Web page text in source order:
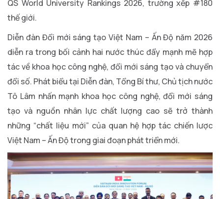
QS World University Rankings 2026, trường xếp #180
thế giới.
Diễn đàn Đổi mới sáng tạo Việt Nam – Ấn Độ năm 2026
diễn ra trong bối cảnh hai nước thúc đẩy mạnh mẽ hợp
tác về khoa học công nghệ, đổi mới sáng tạo và chuyển
đổi số. Phát biểu tại Diễn đàn, Tổng Bí thư, Chủ tịch nước
Tô Lâm nhấn mạnh khoa học công nghệ, đổi mới sáng
tạo và nguồn nhân lực chất lượng cao sẽ trở thành
những “chất liệu mới” của quan hệ hợp tác chiến lược
Việt Nam – Ấn Độ trong giai đoạn phát triển mới.